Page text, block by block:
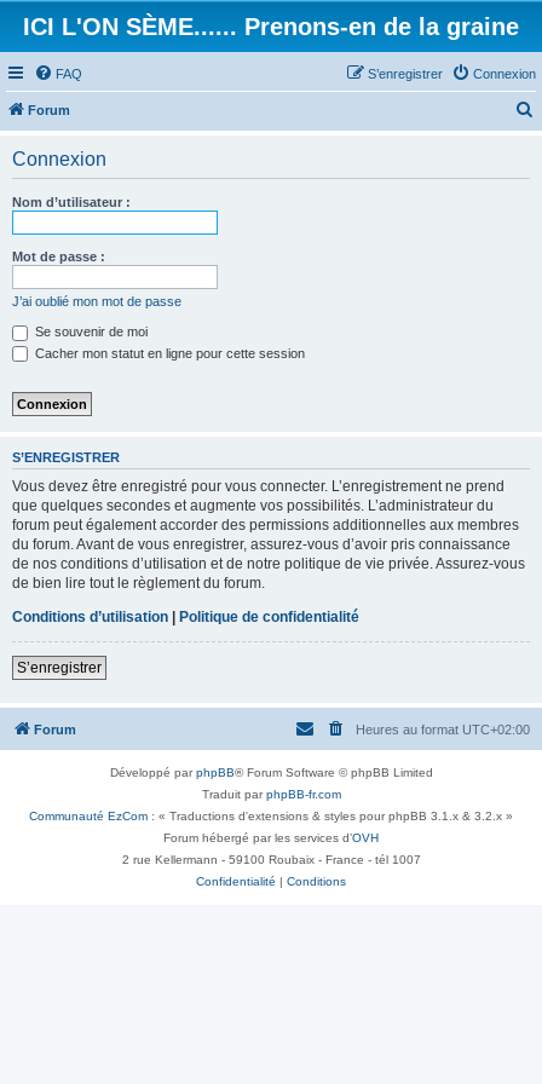
ICI L'ON SÈME...... Prenons-en de la graine
FAQ Connexion
S’enregistrer
Forum
Connexion
Nom d’utilisateur :
Mot de passe :
J’ai oublié mon mot de passe
Se souvenir de moi
Cacher mon statut en ligne pour cette session
S’ENREGISTRER
Vous devez être enregistré pour vous connecter. L’enregistrement ne prend
que quelques secondes et augmente vos possibilités. L’administrateur du
forum peut également accorder des permissions additionnelles aux membres
du forum. Avant de vous enregistrer, assurez-vous d’avoir pris connaissance
de nos conditions d’utilisation et de notre politique de vie privée. Assurez-vous
de bien lire tout le règlement du forum.
Conditions d’utilisation | Politique de confidentialité
S’enregistrer
Forum Heures au format UTC+02:00
Développé parphpBB® Forum Software © phpBB Limited
Traduit parphpBB-fr.com
Communauté EzCom : « Traductions d'extensions & styles pour phpBB 3.1.x & 3.2.x »
Forum hébergé par les services d’OVH
2 rue Kellermann - 59100 Roubaix - France - tél 1007
Confidentialité | Conditions